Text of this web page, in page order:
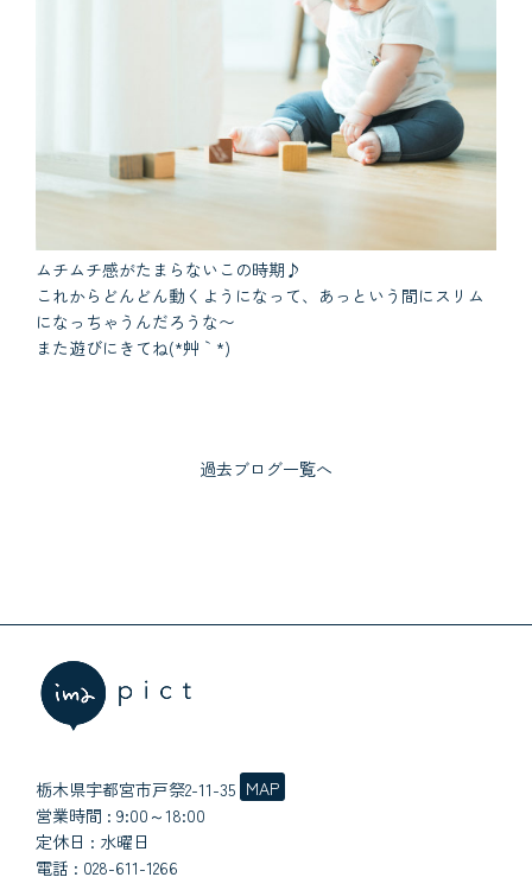
ムチムチ感がたまらないこの時期♪
これからどんどん動くようになって、あっという間にスリム
になっちゃうんだろうな〜
また遊びにきてね(*´艸｀*)
過去ブログ一覧へ
栃木県宇都宮市戸祭2-11-35 MAP
営業時間 : 9:00～18:00
定休日 : 水曜日
電話 : 028-611-1266